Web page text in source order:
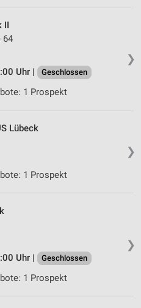
❯
II
64
Uhr |
Geschlossen
1 Prospekt
❯
Lübeck
1 Prospekt
❯
Uhr |
Geschlossen
1 Prospekt